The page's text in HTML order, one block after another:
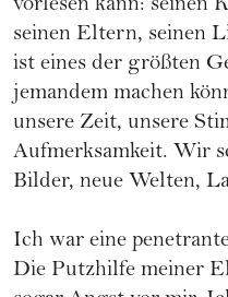
vorlesen kann: seinen
seinen Eltern, seinen
ist eines der größten
jemandem machen
unsere Zeit, unsere
Aufmerksamkeit. Wir
Bilder, neue Welten,
Ich war eine
Die Putzhilfe meiner